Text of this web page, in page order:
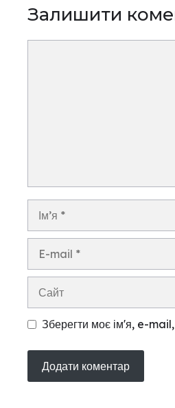
Залишити
Ім’я
Сайт
Зберегти моє ім'я, e-